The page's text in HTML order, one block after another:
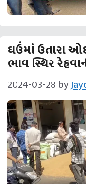
ઘઉંમાં ઉતારા
ભાવ સ્થિર
2024-03-28 by